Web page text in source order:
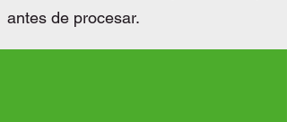
antes de procesar.